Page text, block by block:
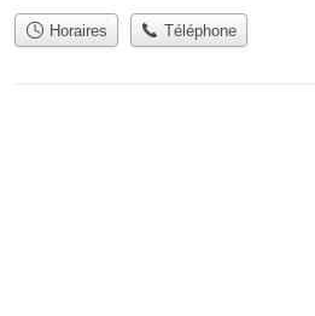
Horaires Téléphone